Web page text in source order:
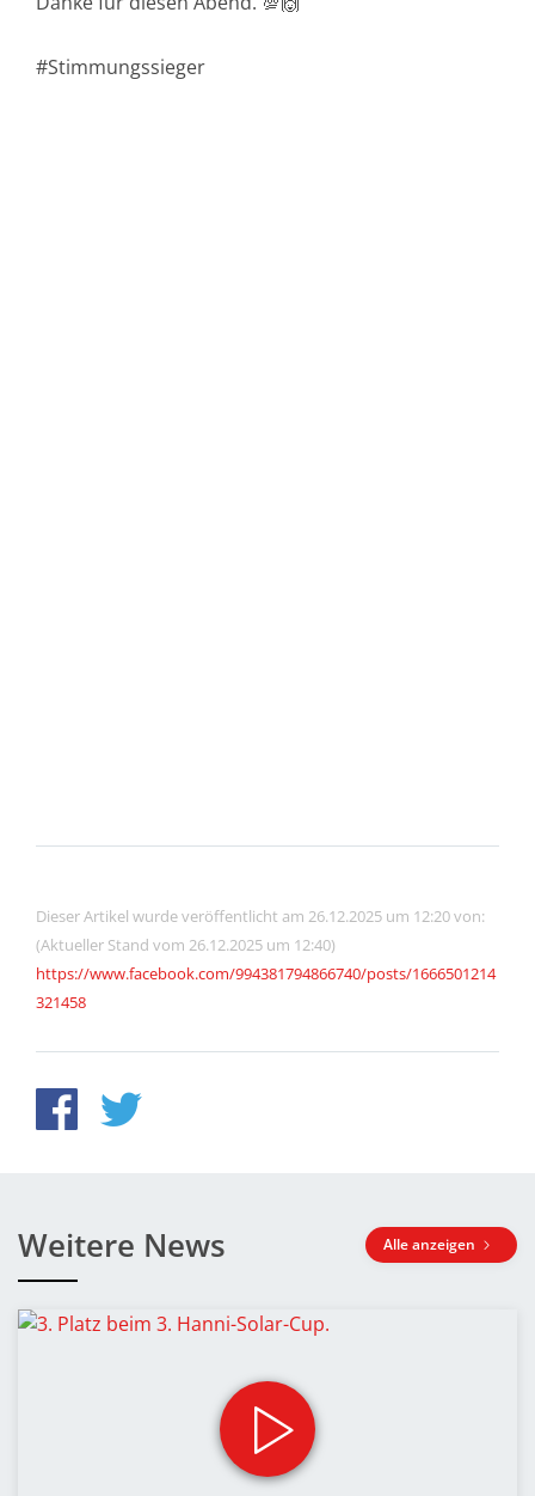
#Stimmungssieger
Dieser Artikel wurde veröffentlicht am 26.12.2025 um 12:20 von:
(Aktueller Stand vom 26.12.2025 um 12:40)
https://www.facebook.com/994381794866740/posts/1666501214
321458
Weitere News Alle anzeigen